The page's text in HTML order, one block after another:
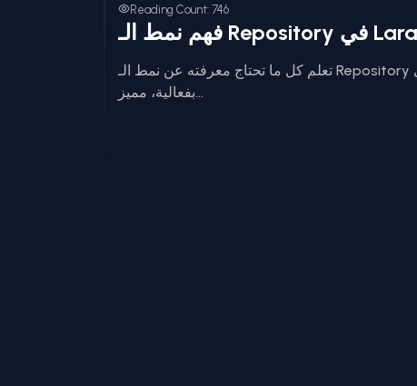
Reading Count: 746
تعلم كل ما تحتاج معرفته عن نمط الـ Repository في Laravel. هذا الدليل يشرح كيفية تنفيذه
بفعالية، مميز...